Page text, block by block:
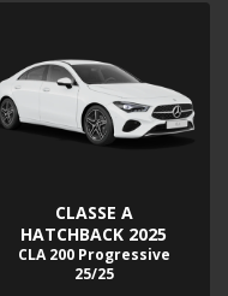
CLASSE A
HATCHBACK 2025
CLA 200 Progressive
25/25